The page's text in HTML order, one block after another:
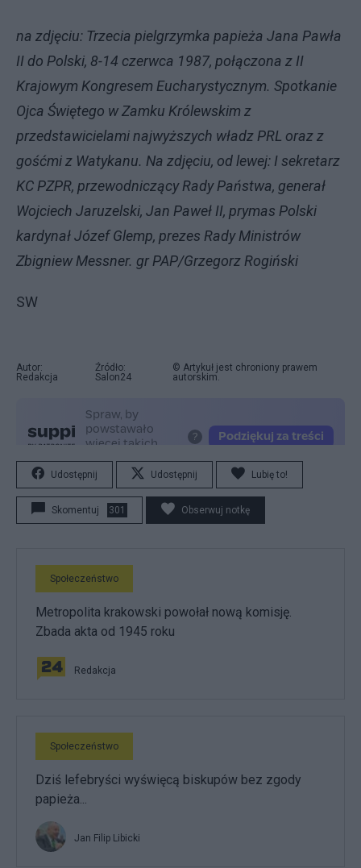
na zdjęciu: Trzecia pielgrzymka papieża Jana Pawła
II do Polski, 8-14 czerwca 1987, połączona z II
Krajowym Kongresem Eucharystycznym. Spotkanie
Ojca Świętego w Zamku Królewskim z
przedstawicielami najwyższych władz PRL oraz z
gośćmi z Watykanu. Na zdjęciu, od lewej: I sekretarz
KC PZPR, przewodniczący Rady Państwa, generał
Wojciech Jaruzelski, Jan Paweł II, prymas Polski
kardynał Józef Glemp, prezes Rady Ministrów
Zbigniew Messner. gr PAP/Grzegorz Rogiński
SW
Autor:
Redakcja
Źródło:
Salon24
© Artykuł jest chroniony prawem
autorskim.
Udostępnij Udostępnij Lubię to!
Skomentuj 301 Obserwuj notkę
Społeczeństwo
Metropolita krakowski powołał nową komisję.
Zbada akta od 1945 roku
Redakcja
Społeczeństwo
Dziś lefebryści wyświęcą biskupów bez zgody
papieża...
Jan Filip Libicki